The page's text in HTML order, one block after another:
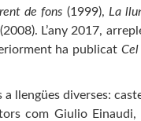
de fons (1999), La
(2008). L’any 2017,
ha publicat
llengües diverses:
com Giulio Einaudi,